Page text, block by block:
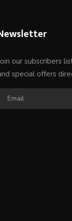
our subscribers
special offers